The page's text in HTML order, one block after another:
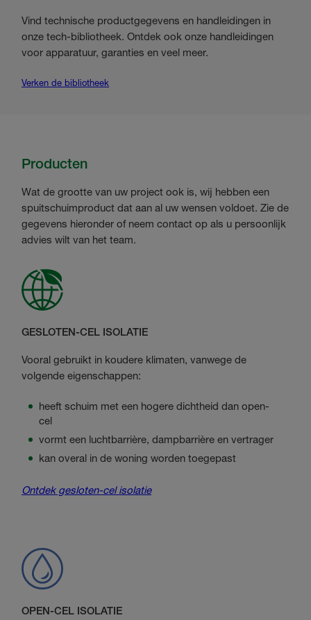
Vind technische productgegevens en handleidingen in
onze tech-bibliotheek. Ontdek ook onze handleidingen
voor apparatuur, garanties en veel meer.
Verken de bibliotheek
Producten
Wat de grootte van uw project ook is, wij hebben een
spuitschuimproduct dat aan al uw wensen voldoet. Zie de
gegevens hieronder of neem contact op als u persoonlijk
advies wilt van het team.
GESLOTEN-CEL ISOLATIE
Vooral gebruikt in koudere klimaten, vanwege de
volgende eigenschappen:
heeft schuim met een hogere dichtheid dan open-
cel
vormt een luchtbarrière, dampbarrière en vertrager
kan overal in de woning worden toegepast
Ontdek gesloten-cel isolatie
OPEN-CEL ISOLATIE